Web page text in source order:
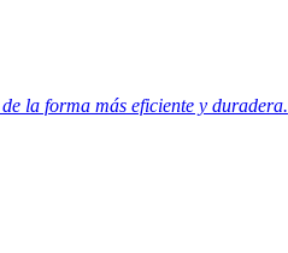
de la forma más eficiente y duradera.